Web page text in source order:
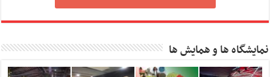
نمایشگاه ها و همایش ها